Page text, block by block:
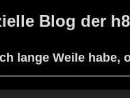
Blog der
lange Weile